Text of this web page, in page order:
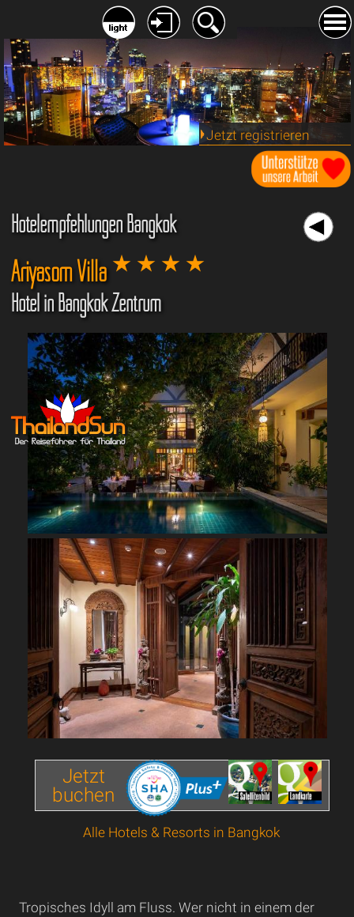
Jetzt registrieren
Hotelempfehlungen Bangkok
Ariyasom Villa
Hotel in Bangkok Zentrum
Jetzt
buchen
Alle Hotels & Resorts in Bangkok
Tropisches Idyll am Fluss. Wer nicht in einem der